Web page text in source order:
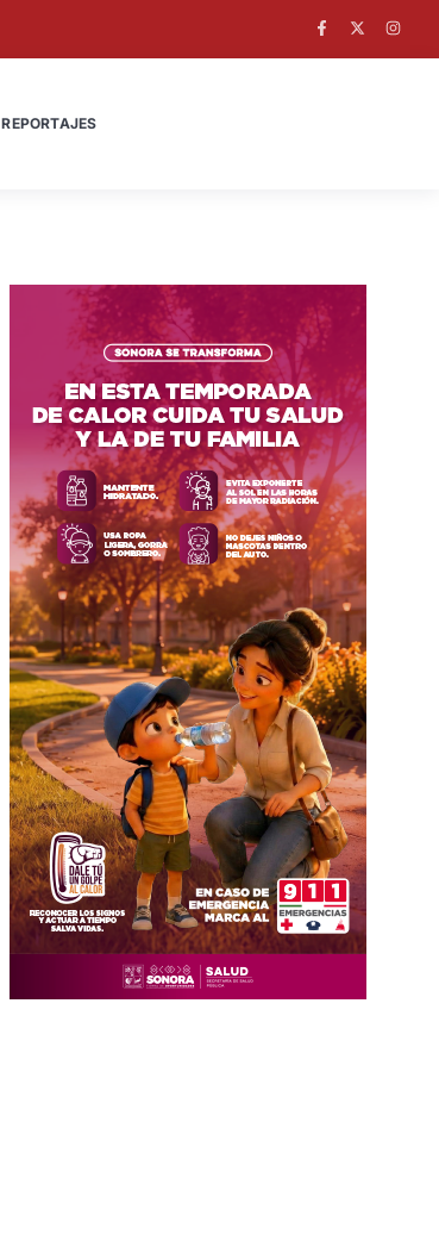
REPORTAJES